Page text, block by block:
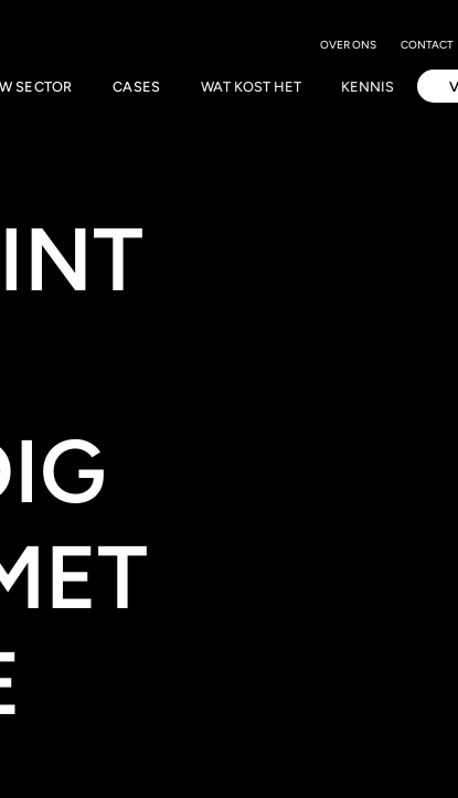
OVER ONS CONTACT
SECTOR CASES WAT KOST HET KENNIS